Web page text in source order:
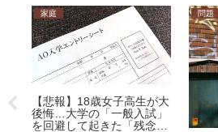
家庭
【悲報】18歳女子高生が大
後悔…大学の「一般入試」
を回避して起きた「残念す
問題